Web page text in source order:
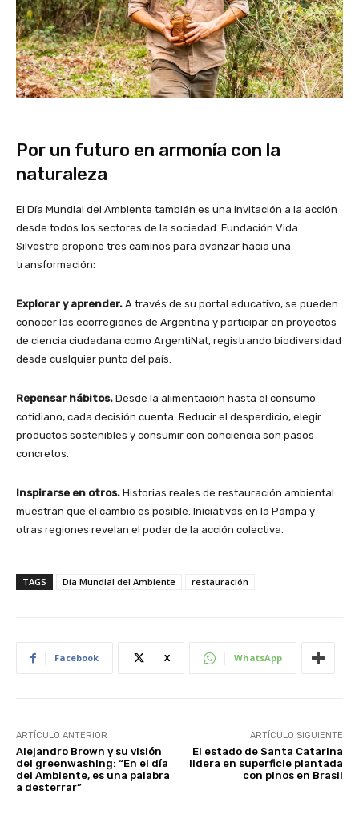
Por un futuro en armonía con la
naturaleza
El Día Mundial del Ambiente también es una invitación a la acción
desde todos los sectores de la sociedad. Fundación Vida
Silvestre propone tres caminos para avanzar hacia una
transformación:
Explorar y aprender. A través de su portal educativo, se pueden
conocer las ecorregiones de Argentina y participar en proyectos
de ciencia ciudadana como ArgentiNat, registrando biodiversidad
desde cualquier punto del país.
Repensar hábitos. Desde la alimentación hasta el consumo
cotidiano, cada decisión cuenta. Reducir el desperdicio, elegir
productos sostenibles y consumir con conciencia son pasos
concretos.
Inspirarse en otros. Historias reales de restauración ambiental
muestran que el cambio es posible. Iniciativas en la Pampa y
otras regiones revelan el poder de la acción colectiva.
TAGS Día Mundial del Ambiente restauración
Facebook X WhatsApp
ARTÍCULO ANTERIOR
Alejandro Brown y su visión
del greenwashing: “En el día
del Ambiente, es una palabra
a desterrar”
ARTÍCULO SIGUIENTE
El estado de Santa Catarina
lidera en superficie plantada
con pinos en Brasil